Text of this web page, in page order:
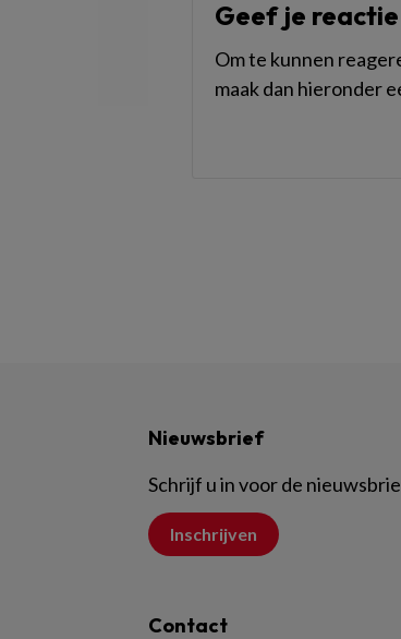
Geef je reactie
Om te kunnen
maak dan hieronder
Nieuwsbrief
Schrijf u in voor de
Inschrijven
Contact